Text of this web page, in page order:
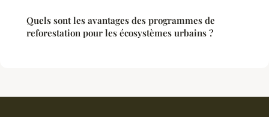
Quels sont les avantages des programmes de
reforestation pour les écosystèmes urbains ?